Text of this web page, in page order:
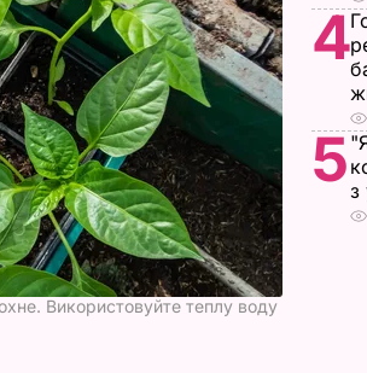
Використовуйте теплу воду
4
5з